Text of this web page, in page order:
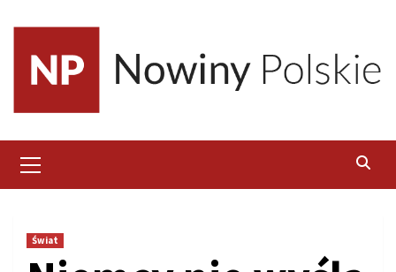
content
Menu
Świat